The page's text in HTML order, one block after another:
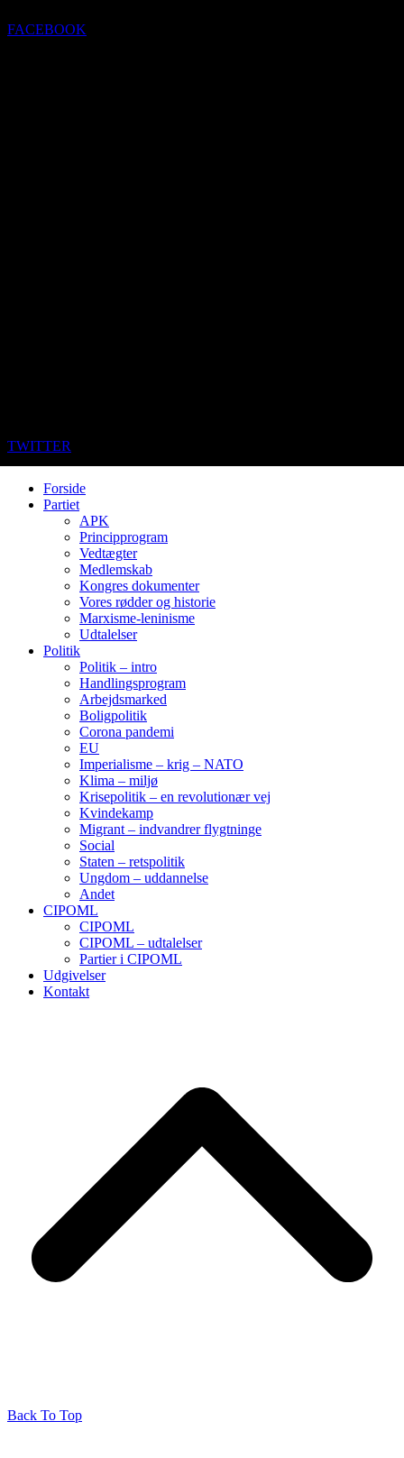
FACEBOOK
TWITTER
Forside
Partiet
APK
Principprogram
Vedtægter
Medlemskab
Kongres dokumenter
Vores rødder og historie
Marxisme-leninisme
Udtalelser
Politik
Politik – intro
Handlingsprogram
Arbejdsmarked
Boligpolitik
Corona pandemi
EU
Imperialisme – krig – NATO
Klima – miljø
Krisepolitik – en revolutionær vej
Kvindekamp
Migrant – indvandrer flygtninge
Social
Staten – retspolitik
Ungdom – uddannelse
Andet
CIPOML
CIPOML
CIPOML – udtalelser
Partier i CIPOML
Udgivelser
Kontakt
Back To Top